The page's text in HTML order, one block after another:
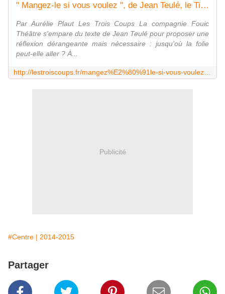
" Mangez‑le si vous voulez ", de Jean Teulé, le Tivoli à Montargis
Par Aurélie Plaut Les Trois Coups La compagnie Fouic
Théâtre s'empare du texte de Jean Teulé pour proposer une
réflexion dérangeante mais nécessaire : jusqu'où la folie
peut-elle aller ? À...
Publicité
#Centre | 2014-2015
Partager